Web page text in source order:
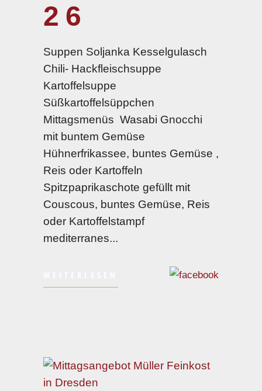
26
Suppen Soljanka Kesselgulasch
Chili- Hackfleischsuppe
Kartoffelsuppe
Süßkartoffelsüppchen
Mittagsmenüs Wasabi Gnocchi
mit buntem Gemüse
Hühnerfrikassee, buntes Gemüse ,
Reis oder Kartoffeln
Spitzpaprikaschote gefüllt mit
Couscous, buntes Gemüse, Reis
oder Kartoffelstampf
mediterranes